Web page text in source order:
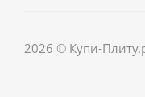
2026 © Купи-